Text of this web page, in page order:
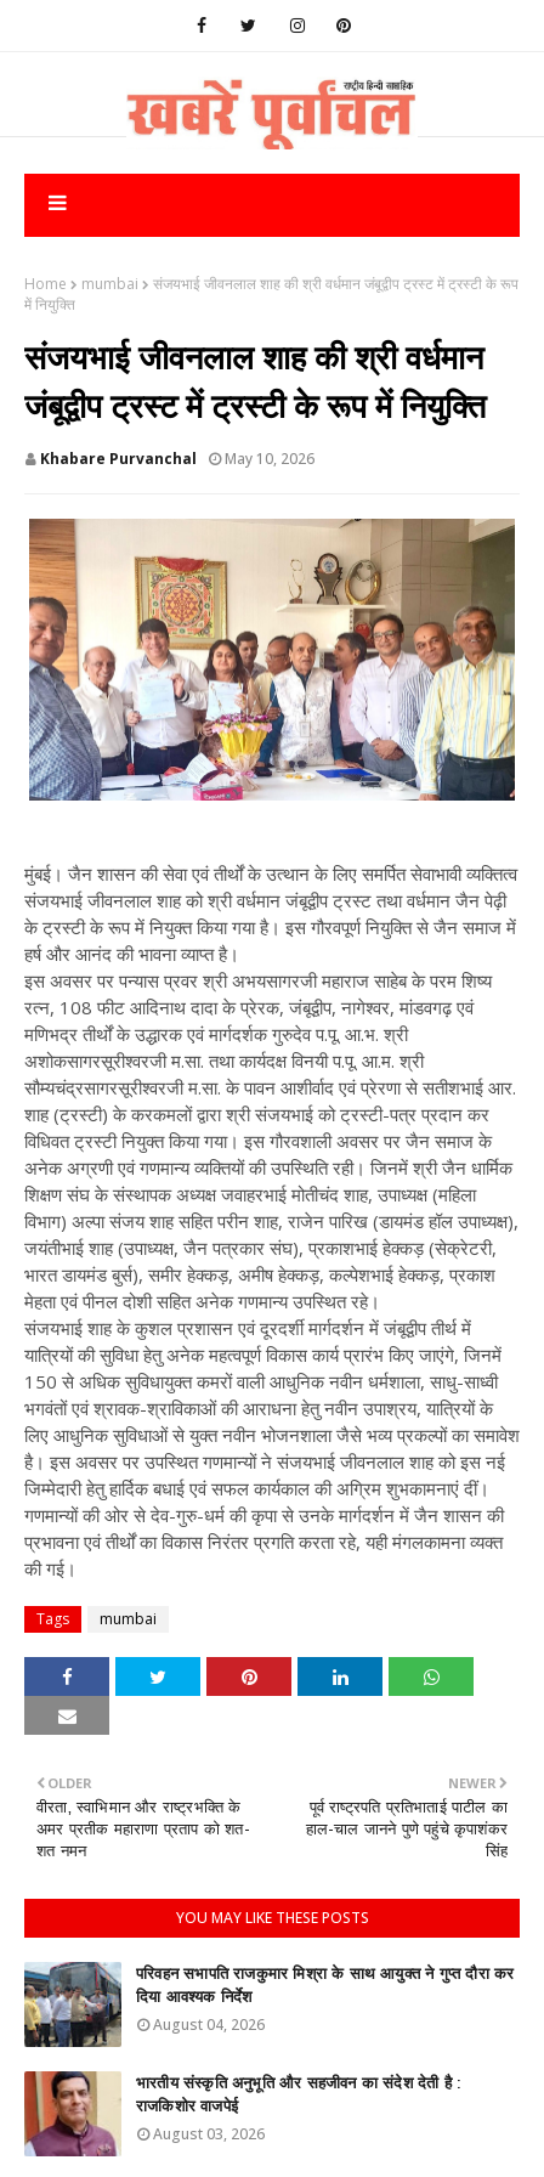
Home mumbai
संजयभाई जीवनलाल शाह की श्री वर्धमान जंबूद्वीप ट्रस्ट में ट्रस्टी के रूप
में नियुक्ति
संजयभाई जीवनलाल शाह की श्री वर्धमान
जंबूद्वीप ट्रस्ट में ट्रस्टी के रूप में नियुक्ति
Khabare Purvanchal May 10, 2026
मुंबई। जैन शासन की सेवा एवं तीर्थों के उत्थान के लिए समर्पित सेवाभावी व्यक्तित्व
संजयभाई जीवनलाल शाह को श्री वर्धमान जंबूद्वीप ट्रस्ट तथा वर्धमान जैन पेढ़ी
के ट्रस्टी के रूप में नियुक्त किया गया है। इस गौरवपूर्ण नियुक्ति से जैन समाज में
हर्ष और आनंद की भावना व्याप्त है।
इस अवसर पर पन्यास प्रवर श्री अभयसागरजी महाराज साहेब के परम शिष्य
रत्न, 108 फीट आदिनाथ दादा के प्रेरक, जंबूद्वीप, नागेश्वर, मांडवगढ़ एवं
मणिभद्र तीर्थों के उद्धारक एवं मार्गदर्शक गुरुदेव प.पू. आ.भ. श्री
अशोकसागरसूरीश्वरजी म.सा. तथा कार्यदक्ष विनयी प.पू. आ.म. श्री
सौम्यचंद्रसागरसूरीश्वरजी म.सा. के पावन आशीर्वाद एवं प्रेरणा से सतीशभाई आर.
शाह (ट्रस्टी) के करकमलों द्वारा श्री संजयभाई को ट्रस्टी-पत्र प्रदान कर
विधिवत ट्रस्टी नियुक्त किया गया। इस गौरवशाली अवसर पर जैन समाज के
अनेक अग्रणी एवं गणमान्य व्यक्तियों की उपस्थिति रही। जिनमें श्री जैन धार्मिक
शिक्षण संघ के संस्थापक अध्यक्ष जवाहरभाई मोतीचंद शाह, उपाध्यक्ष (महिला
विभाग) अल्पा संजय शाह सहित परीन शाह, राजेन पारिख (डायमंड हॉल उपाध्यक्ष),
जयंतीभाई शाह (उपाध्यक्ष, जैन पत्रकार संघ), प्रकाशभाई हेक्कड़ (सेक्रेटरी,
भारत डायमंड बुर्स), समीर हेक्कड़, अमीष हेक्कड़, कल्पेशभाई हेक्कड़, प्रकाश
मेहता एवं पीनल दोशी सहित अनेक गणमान्य उपस्थित रहे।
संजयभाई शाह के कुशल प्रशासन एवं दूरदर्शी मार्गदर्शन में जंबूद्वीप तीर्थ में
यात्रियों की सुविधा हेतु अनेक महत्वपूर्ण विकास कार्य प्रारंभ किए जाएंगे, जिनमें
150 से अधिक सुविधायुक्त कमरों वाली आधुनिक नवीन धर्मशाला, साधु-साध्वी
भगवंतों एवं श्रावक-श्राविकाओं की आराधना हेतु नवीन उपाश्रय, यात्रियों के
लिए आधुनिक सुविधाओं से युक्त नवीन भोजनशाला जैसे भव्य प्रकल्पों का समावेश
है। इस अवसर पर उपस्थित गणमान्यों ने संजयभाई जीवनलाल शाह को इस नई
जिम्मेदारी हेतु हार्दिक बधाई एवं सफल कार्यकाल की अग्रिम शुभकामनाएं दीं।
गणमान्यों की ओर से देव-गुरु-धर्म की कृपा से उनके मार्गदर्शन में जैन शासन की
प्रभावना एवं तीर्थों का विकास निरंतर प्रगति करता रहे, यही मंगलकामना व्यक्त
की गई।
Tags mumbai
NEWER
पूर्व राष्ट्रपति प्रतिभाताई पाटील का
हाल-चाल जानने पुणे पहुंचे कृपाशंकर
सिंह
OLDER
वीरता, स्वाभिमान और राष्ट्रभक्ति के
अमर प्रतीक महाराणा प्रताप को शत-
शत नमन
YOU MAY LIKE THESE POSTS
परिवहन सभापति राजकुमार मिश्रा के साथ आयुक्त ने गुप्त दौरा कर
दिया आवश्यक निर्देश
August 04, 2026
भारतीय संस्कृति अनुभूति और सहजीवन का संदेश देती है :
राजकिशोर वाजपेई
August 03, 2026